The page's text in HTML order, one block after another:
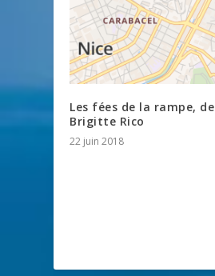
Les fées de la rampe, de
Brigitte Rico
22 juin 2018